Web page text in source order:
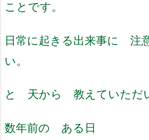
ことです。
日常に起きる出来事に 注
い。
と 天から 教えていただ
数年前の ある日